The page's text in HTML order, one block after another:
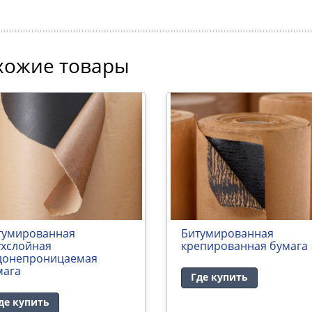
товары
купить
Битумированная
крепированная бумага
Где купить